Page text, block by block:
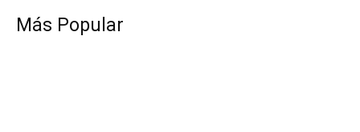
Más Popular